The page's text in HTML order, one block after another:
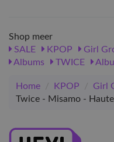
Shop meer
SALE
KPOP Girl
Albums
TWICE
Home / KPOP / Girl
Twice - Misamo -